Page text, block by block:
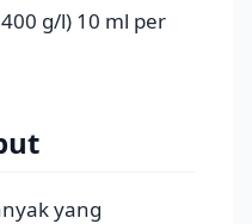
g/l) 10 ml per
yang